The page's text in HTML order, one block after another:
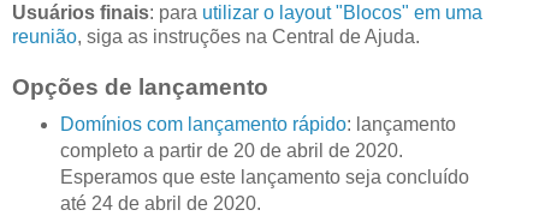
Usuários finais: para utilizar o layout "Blocos" em uma
reunião, siga as instruções na Central de Ajuda.
Opções de lançamento
Domínios com lançamento rápido: lançamento
completo a partir de 20 de abril de 2020.
Esperamos que este lançamento seja concluído
até 24 de abril de 2020.